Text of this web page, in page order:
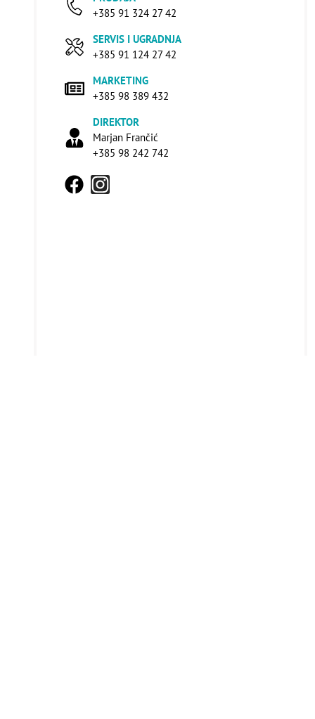
+385 91 324 27 42
SERVIS I UGRADNJA
+385 91 124 27 42
MARKETING
+385 98 389 432
DIREKTOR
Marjan Frančić
+385 98 242 742